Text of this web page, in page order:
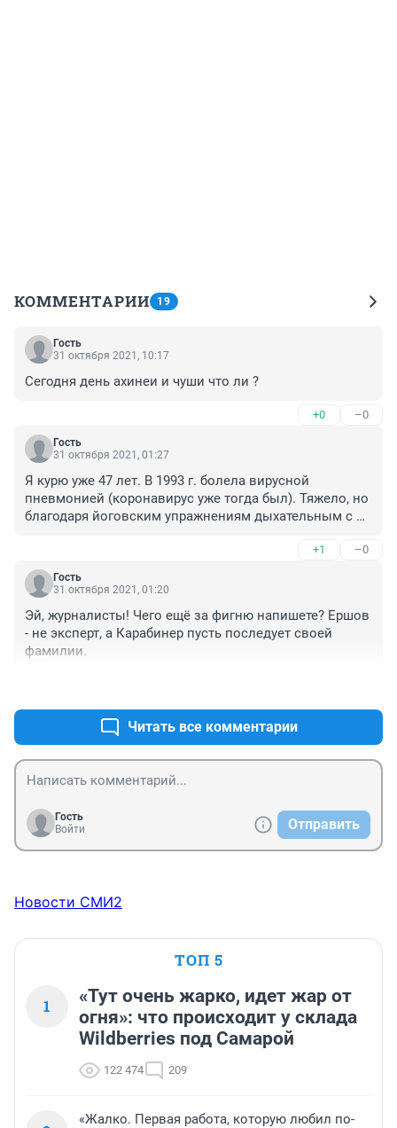
КОММЕНТАРИИ 19
Гость
31 октября 2021, 10:17
Сегодня день ахинеи и чуши что ли ?
+0 –0
Гость
31 октября 2021, 01:27
Я курю уже 47 лет. В 1993 г. болела вирусной
пневмонией (коронавирус уже тогда был). Тяжело, но
благодаря йоговским упражнениям дыхательным с
лучше дышать никотином в доме, чем тем смрадом,
который на улицах города.
+1 –0
Гость
31 октября 2021, 01:20
Эй, журналисты! Чего ещё за фигню напишете? Ершов
- не эксперт, а Карабинер пусть последует своей
фамилии.
Читать все комментарии
Гость
Войти
Отправить
Новости СМИ2
ТОП 5
1
«Тут очень жарко, идет жар от
огня»: что происходит у склада
Wildberries под Самарой
122 474 209
«Жалко. Первая работа, которую любил по-